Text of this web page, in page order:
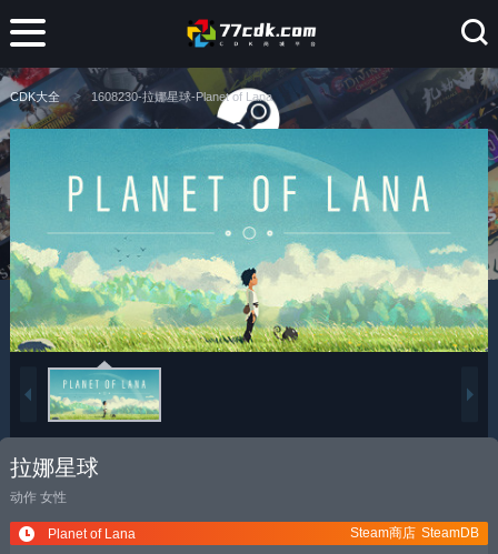
CDK大全 1608230-拉娜星球-Planet of Lana
拉娜星球
动作 女性
Planet of Lana SteamDB
Steam商店